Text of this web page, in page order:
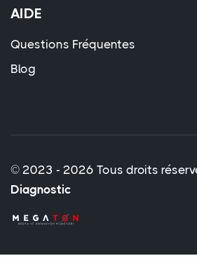
AIDE
Questions Fréquentes
Blog
© 2023 - 2026 Tous droits
Diagnostic